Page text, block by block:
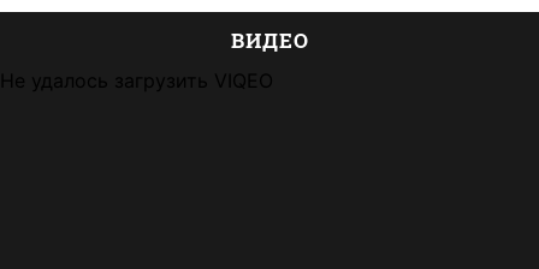
ВИДЕО
Не удалось загрузить VIQEO